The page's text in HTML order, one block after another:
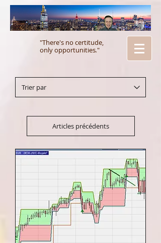
"There's no certitude,
only opportunities."
Articles précédents